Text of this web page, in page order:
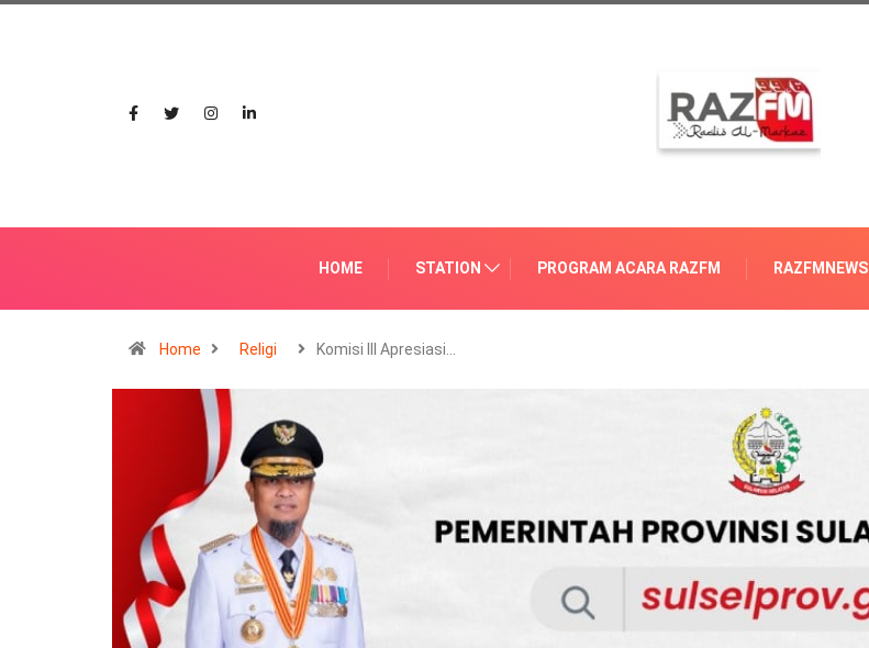
HOME STATION PROGRAM ACARA RAZFM RAZFMNEWS
Home Religi Komisi III Apresiasi…